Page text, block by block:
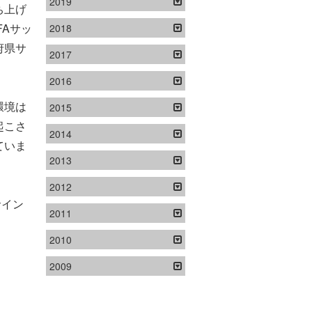
上げ
サッ
県サ
境は
さ
ま
ン
2018
2017
2016
2015
2014
2013
2012
2011
2010
2009